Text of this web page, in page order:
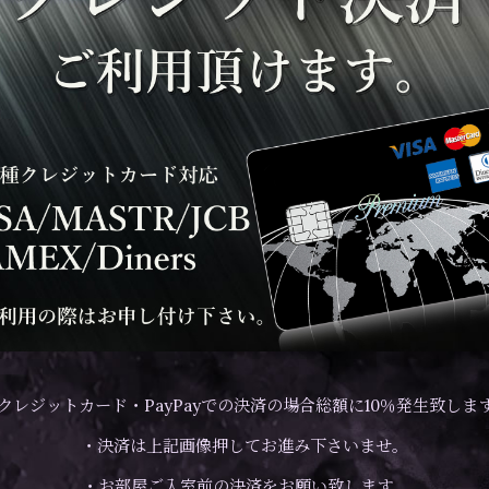
レジットカード・PayPayでの決済の場合総額に10％発生致しま
・決済は上記画像押してお進み下さいませ。